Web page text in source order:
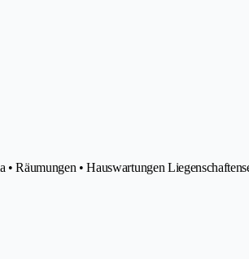
Räumungen • Hauswartungen